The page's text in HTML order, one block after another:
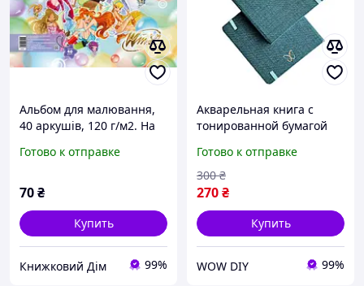
Альбом для малювання,
40 аркушів, 120 г/м2. На
Готово к отправке
70₴
Купить
Книжковий Дім 99%
Акварельная книга с
тонированной бумагой
для рисования
Акварелью
Готово к отправке
270₴
300 ₴
Купить
WOW DIY 99%